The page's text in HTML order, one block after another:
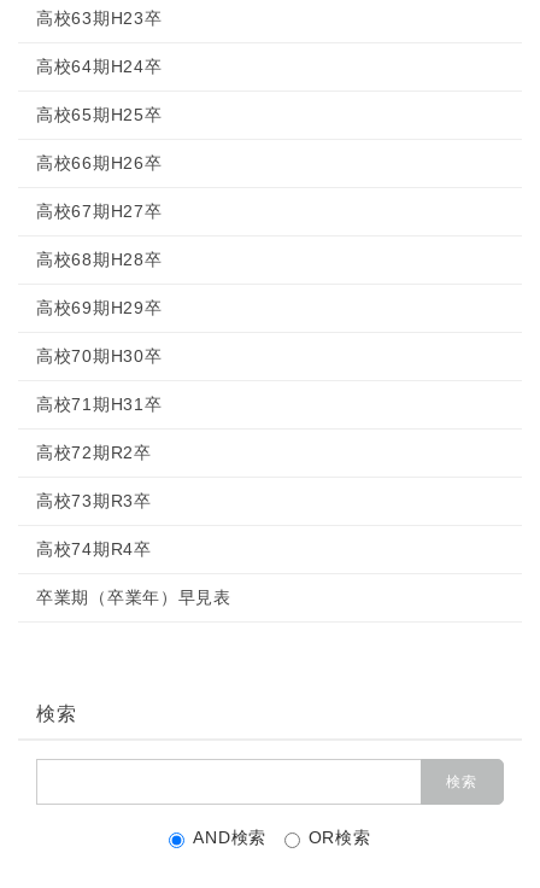
高校63期H23卒
高校64期H24卒
高校65期H25卒
高校66期H26卒
高校67期H27卒
高校68期H28卒
高校69期H29卒
高校70期H30卒
高校71期H31卒
高校72期R2卒
高校73期R3卒
高校74期R4卒
卒業期（卒業年）早見表
検索
AND検索 OR検索